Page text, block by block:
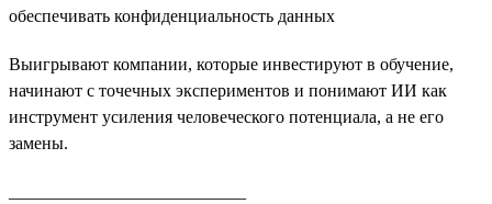
обеспечивать конфиденциальность данных
Выигрывают компании, которые инвестируют в обучение,
начинают с точечных экспериментов и понимают ИИ как
инструмент усиления человеческого потенциала, а не его
замены.